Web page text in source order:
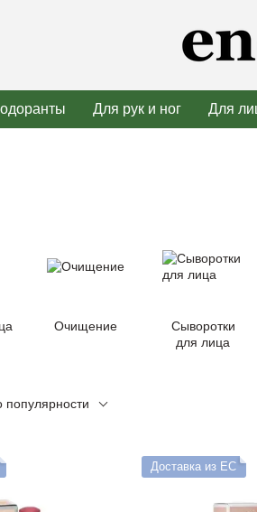
Для рук и ног Для
Очищение
Сыворотки
для лица
популярности
Доставка из ЕС